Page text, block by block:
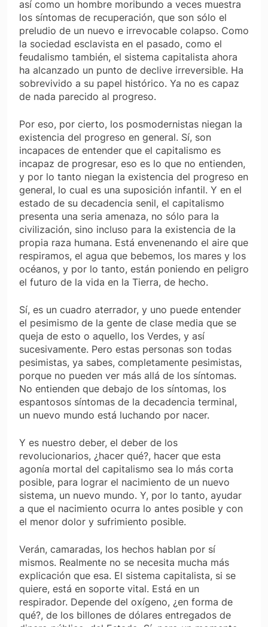
así como un hombre moribundo a veces muestra
los síntomas de recuperación, que son sólo el
preludio de un nuevo e irrevocable colapso. Como
la sociedad esclavista en el pasado, como el
feudalismo también, el sistema capitalista ahora
ha alcanzado un punto de declive irreversible. Ha
sobrevivido a su papel histórico. Ya no es capaz
de nada parecido al progreso.
Por eso, por cierto, los posmodernistas niegan la
existencia del progreso en general. Sí, son
incapaces de entender que el capitalismo es
incapaz de progresar, eso es lo que no entienden,
y por lo tanto niegan la existencia del progreso en
general, lo cual es una suposición infantil. Y en el
estado de su decadencia senil, el capitalismo
presenta una seria amenaza, no sólo para la
civilización, sino incluso para la existencia de la
propia raza humana. Está envenenando el aire que
respiramos, el agua que bebemos, los mares y los
océanos, y por lo tanto, están poniendo en peligro
el futuro de la vida en la Tierra, de hecho.
Sí, es un cuadro aterrador, y uno puede entender
el pesimismo de la gente de clase media que se
queja de esto o aquello, los Verdes, y así
sucesivamente. Pero estas personas son todas
pesimistas, ya sabes, completamente pesimistas,
porque no pueden ver más allá de los síntomas.
No entienden que debajo de los síntomas, los
espantosos síntomas de la decadencia terminal,
un nuevo mundo está luchando por nacer.
Y es nuestro deber, el deber de los
revolucionarios, ¿hacer qué?, hacer que esta
agonía mortal del capitalismo sea lo más corta
posible, para lograr el nacimiento de un nuevo
sistema, un nuevo mundo. Y, por lo tanto, ayudar
a que el nacimiento ocurra lo antes posible y con
el menor dolor y sufrimiento posible.
Verán, camaradas, los hechos hablan por sí
mismos. Realmente no se necesita mucha más
explicación que esa. El sistema capitalista, si se
quiere, está en soporte vital. Está en un
respirador. Depende del oxígeno, ¿en forma de
qué?, de los billones de dólares entregados de